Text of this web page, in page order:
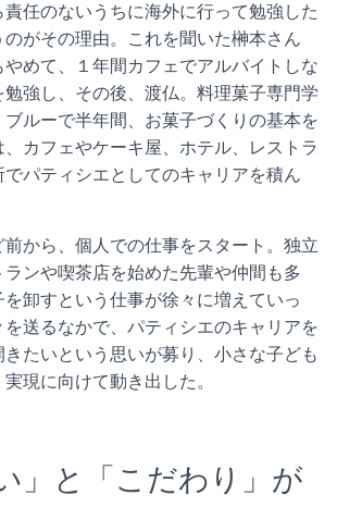
任のないうちに海外に行って勉強した
がその理由。これを聞いた榊本さん
めて、１年間カフェでアルバイトしな
強し、その後、渡仏。料理菓子専門学
ルーで半年間、お菓子づくりの基本を
カフェやケーキ屋、ホテル、レストラ
でパティシエとしてのキャリアを積ん
から、個人での仕事をスタート。独立
ランや喫茶店を始めた先輩や仲間も多
を卸すという仕事が徐々に増えていっ
送るなかで、パティシエのキャリアを
たいという思いが募り、小さな子ども
現に向けて動き出した。
」と「こだわり」が